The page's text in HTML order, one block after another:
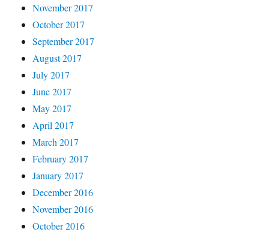
November 2017
October 2017
September 2017
August 2017
July 2017
June 2017
May 2017
April 2017
March 2017
February 2017
January 2017
December 2016
November 2016
October 2016